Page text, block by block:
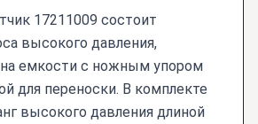
17211009 состоит
высокого давления,
на емкости с ножным упором
для переноски. В комплекте
высокого давления длиной